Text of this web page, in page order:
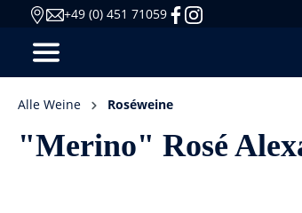
+49 (0) 451 71059
Alle Weine Roséweine
"Merino" Rosé